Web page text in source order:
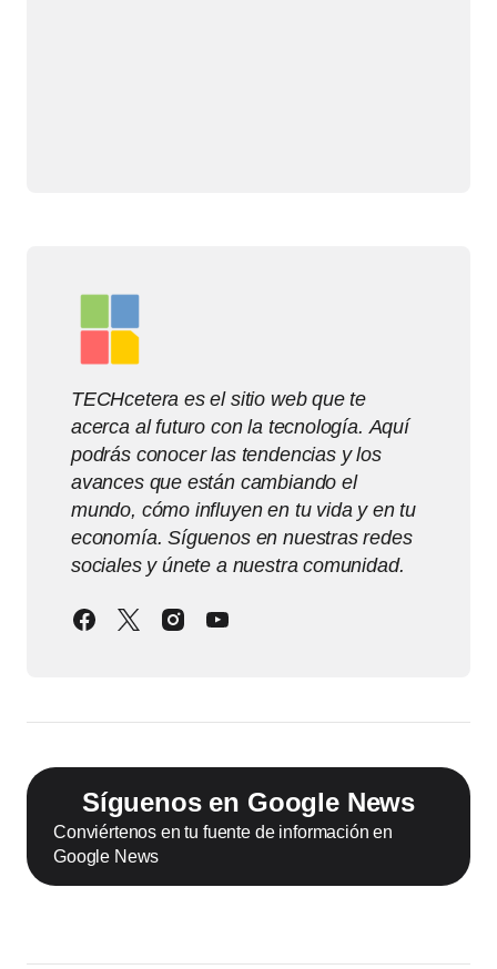
TECHcetera es el sitio web que te
acerca al futuro con la tecnología. Aquí
podrás conocer las tendencias y los
avances que están cambiando el
mundo, cómo influyen en tu vida y en tu
economía. Síguenos en nuestras redes
sociales y únete a nuestra comunidad.
Síguenos en Google News
Conviértenos en tu fuente de información en
Google News